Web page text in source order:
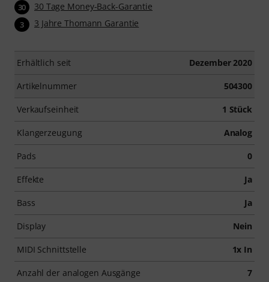
30 30 Tage Money-Back-Garantie
3 3 Jahre Thomann Garantie
Erhältlich seit Dezember 2020
Artikelnummer 504300
Verkaufseinheit 1 Stück
Klangerzeugung Analog
Pads 0
Effekte Ja
Bass Ja
Display Nein
MIDI Schnittstelle 1x In
Anzahl der analogen Ausgänge 7